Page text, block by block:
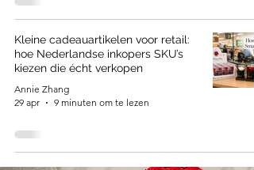
Kleine cadeauartikelen voor retail:
hoe Nederlandse inkopers SKU’s
kiezen die écht verkopen
Annie Zhang
29 apr
9 minuten om te lezen